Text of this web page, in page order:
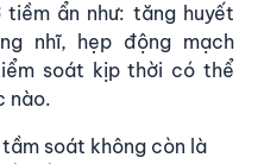
ẩn như: tăng huyết
nhĩ, hẹp động mạch
soát kịp thời có thể
nào.
soát không còn là